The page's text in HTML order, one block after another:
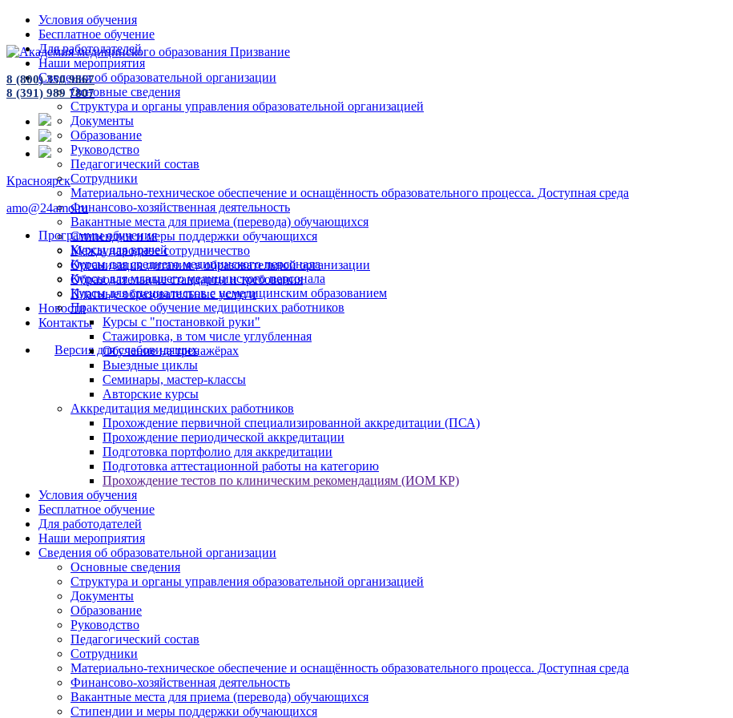
Условия обучения
Бесплатное обучение
Для работодателей
Наши мероприятия
Сведения об образовательной организации
Основные сведения
Структура и органы управления образовательной организацией
Документы
Образование
Руководство
Педагогический состав
Сотрудники
Материально-техническое обеспечение и оснащённость образовательного процесса. Доступная среда
Финансово-хозяйственная деятельность
Вакантные места для приема (перевода) обучающихся
Стипендии и меры поддержки обучающихся
Международное сотрудничество
Организация питания в образовательной организации
Образовательные стандарты и требования
Платные образовательные услуги
Новости
Контакты
Версия для слабовидящих
8 (800) 350 9867
8 (391) 989 7807
Красноярск
amo@24amo.ru
Программы обучения
Курсы для врачей
Курсы для среднего медицинского персонала
Курсы для младшего медицинского персонала
Курсы для специалистов с немедицинским образованием
Практическое обучение медицинских работников
Курсы с "постановкой руки"
Стажировка, в том числе углубленная
Обучение на тренажёрах
Выездные циклы
Семинары, мастер-классы
Авторские курсы
Аккредитация медицинских работников
Прохождение первичной специализированной аккредитации (ПСА)
Прохождение периодической аккредитации
Подготовка портфолио для аккредитации
Подготовка аттестационной работы на категорию
Прохождение тестов по клиническим рекомендациям (ИОМ КР)
Условия обучения
Бесплатное обучение
Для работодателей
Наши мероприятия
Сведения об образовательной организации
Основные сведения
Структура и органы управления образовательной организацией
Документы
Образование
Руководство
Педагогический состав
Сотрудники
Материально-техническое обеспечение и оснащённость образовательного процесса. Доступная среда
Финансово-хозяйственная деятельность
Вакантные места для приема (перевода) обучающихся
Стипендии и меры поддержки обучающихся